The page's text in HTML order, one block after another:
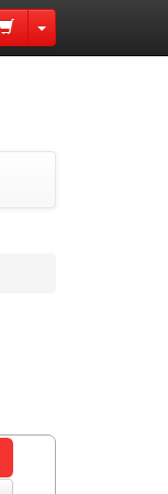
Toggle Dropdown